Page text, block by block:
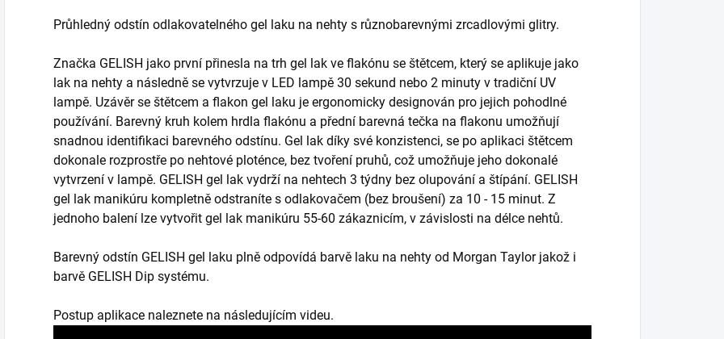
Průhledný odstín odlakovatelného gel laku na nehty s různobarevnými zrcadlovými glitry.
Značka GELISH jako první přinesla na trh gel lak ve flakónu se štětcem, který se aplikuje jako
lak na nehty a následně se vytvrzuje v LED lampě 30 sekund nebo 2 minuty v tradiční UV
lampě. Uzávěr se štětcem a flakon gel laku je ergonomicky designován pro jejich pohodlné
používání. Barevný kruh kolem hrdla flakónu a přední barevná tečka na flakonu umožňují
snadnou identifikaci barevného odstínu. Gel lak díky své konzistenci, se po aplikaci štětcem
dokonale rozprostře po nehtové ploténce, bez tvoření pruhů, což umožňuje jeho dokonalé
vytvrzení v lampě. GELISH gel lak vydrží na nehtech 3 týdny bez olupování a štípání. GELISH
gel lak manikúru kompletně odstraníte s odlakovačem (bez broušení) za 10 - 15 minut. Z
jednoho balení lze vytvořit gel lak manikúru 55-60 zákaznicím, v závislosti na délce nehtů.
Barevný odstín GELISH gel laku plně odpovídá barvě laku na nehty od Morgan Taylor jakož i
barvě GELISH Dip systému.
Postup aplikace naleznete na následujícím videu.